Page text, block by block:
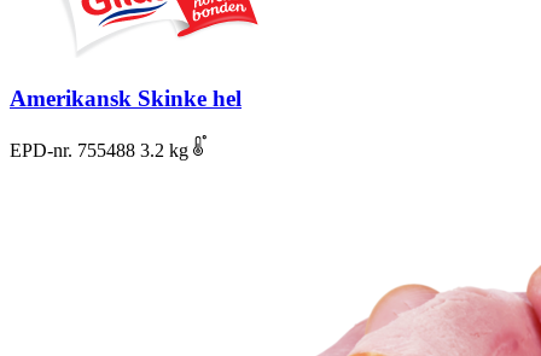
Amerikansk Skinke hel
EPD-nr. 755488 3.2 kg